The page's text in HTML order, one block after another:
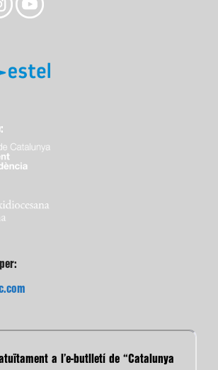
a l’e-butlletí de “Catalunya